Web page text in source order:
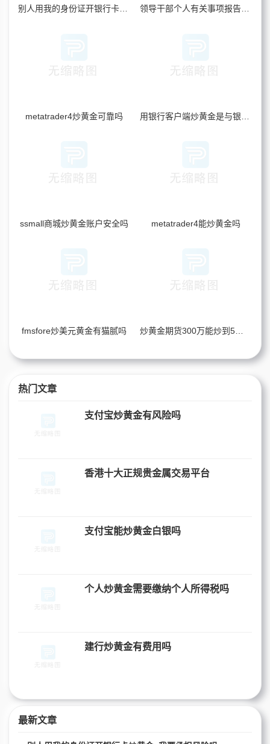
别人用我的身份证开银行卡炒黄金_我要承担风险吗 领导干部个人有关事项报告包括炒黄金吗
metatrader4炒黄金可靠吗
ssmall商城炒黄金账户安全吗 metatrader4能炒黄金吗
fmsfore炒美元黄金有猫腻吗 炒黄金期货300万能炒到5个亿吗
热门文章
支付宝炒黄金有风险吗
香港十大正规贵金属交易平台
支付宝能炒黄金白银吗
个人炒黄金需要缴纳个人所得税吗
建行炒黄金有费用吗
最新文章